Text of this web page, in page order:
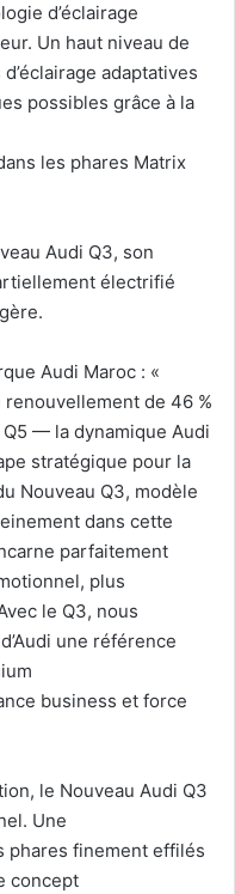
d’éclairage
Un haut niveau de
adaptatives
possibles grâce à la
les phares Matrix
Audi Q3, son
électrifié
Audi Maroc : «
de 46 %
— la dynamique Audi
stratégique pour la
Nouveau Q3, modèle
dans cette
parfaitement
plus
le Q3, nous
une référence
business et force
le Nouveau Audi Q3
Une
phares finement effilés
concept